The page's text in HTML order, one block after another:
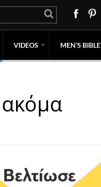
VIDEOS MEN’S BIBLE